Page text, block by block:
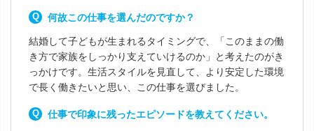
何故この仕事を選んだのですか？
結婚して子どもが生まれるタイミングで、「このままの働
き方で家族をしっかり支えていけるのか」と考えたのがき
っかけです。生活スタイルを見直して、より安定した環境
で長く働きたいと思い、この仕事を選びました。
仕事で印象に残ったエピソードを教えてください。